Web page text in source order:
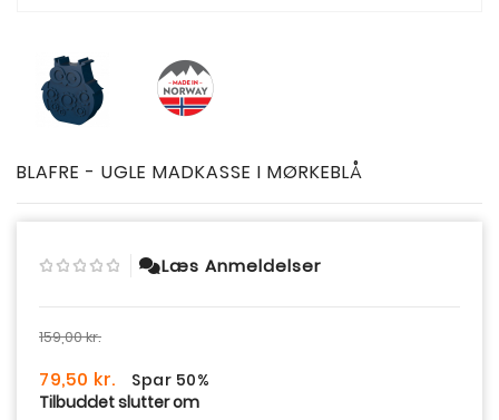
BLAFRE - UGLE MADKASSE I MØRKEBLÅ
Læs Anmeldelser
159,00 kr.
79,50 kr.
Spar 50%
Tilbuddet slutter om